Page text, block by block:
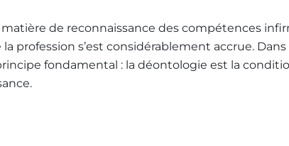
de reconnaissance des compétences
profession s’est considérablement accrue.
fondamental : la déontologie est la